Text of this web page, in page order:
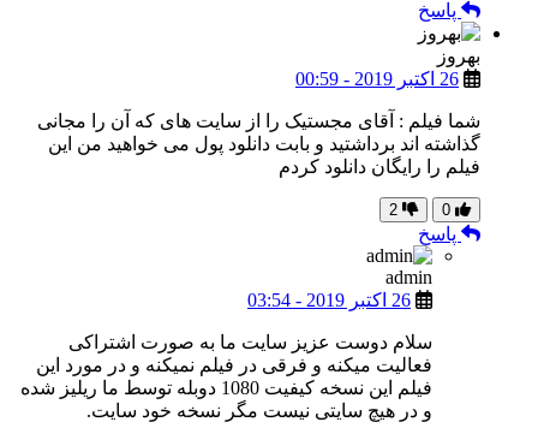
پاسخ
بهروز
26 اکتبر 2019 - 00:59
شما فیلم : آقای مجستیک را از سایت های که آن را مجانی
گذاشته اند برداشتید و بابت دانلود پول می خواهید من این
فیلم را رایگان دانلود کردم
0
2
پاسخ
admin
26 اکتبر 2019 - 03:54
سلام دوست عزیز سایت ما به صورت اشتراکی
فعالیت میکنه و فرقی در فیلم نمیکنه و در مورد این
فیلم این نسخه کیفیت 1080 دوبله توسط ما ریلیز شده
و در هیچ سایتی نیست مگر نسخه خود سایت.